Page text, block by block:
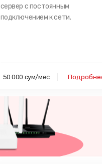
сервер с постоянным
подключением к сети.
50 000 сум/мес